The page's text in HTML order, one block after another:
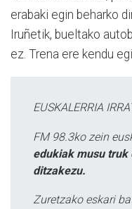
erabaki egin beharko
Iruñetik, bueltako
ez. Trena ere kendu
EUSKALERRIA
FM 98.3ko zein
edukiak musu truk
ditzakezu.
Zuretzako eskari